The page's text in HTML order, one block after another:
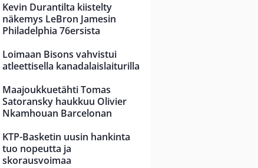
Kevin Durantilta kiistelty
näkemys LeBron Jamesin
Philadelphia 76ersista
Loimaan Bisons vahvistui
atleettisella kanadalaislaiturilla
Maajoukkuetähti Tomas
Satoransky haukkuu Olivier
Nkamhouan Barcelonan
KTP-Basketin uusin hankinta
tuo nopeutta ja
skorausvoimaa